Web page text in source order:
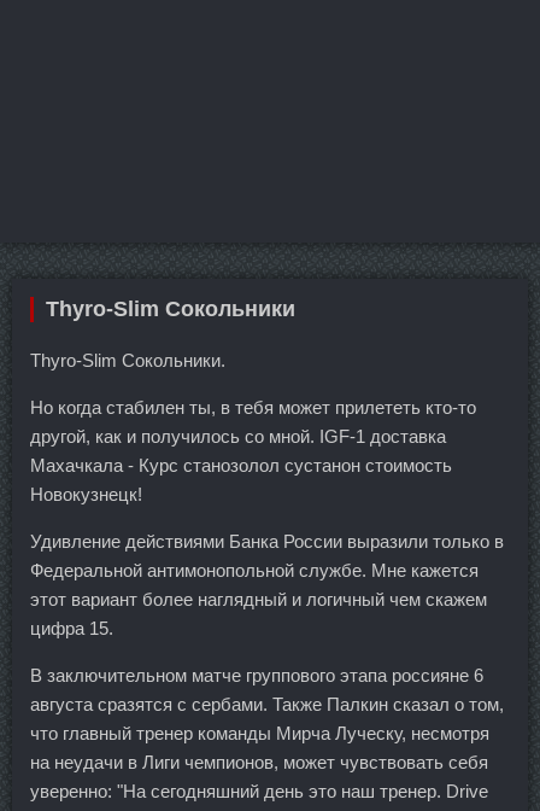
Thyro-Slim Сокольники
Thyro-Slim Сокольники.
Но когда стабилен ты, в тебя может прилететь кто-то
другой, как и получилось со мной. IGF-1 доставка
Махачкала - Курс станозолол сустанон стоимость
Новокузнецк!
Удивление действиями Банка России выразили только в
Федеральной антимонопольной службе. Мне кажется
этот вариант более наглядный и логичный чем скажем
цифра 15.
В заключительном матче группового этапа россияне 6
августа сразятся с сербами. Также Палкин сказал о том,
что главный тренер команды Мирча Луческу, несмотря
на неудачи в Лиги чемпионов, может чувствовать себя
уверенно: "На сегодняшний день это наш тренер. Drive